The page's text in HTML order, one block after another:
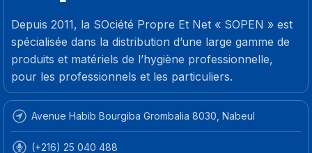
Depuis 2011, la SOciété Propre Et Net « SOPEN » est
spécialisée dans la distribution d’une large gamme de
produits et matériels de l’hygiène professionnelle,
pour les professionnels et les particuliers.
Avenue Habib Bourgiba Grombalia 8030, Nabeul
(+216) 25 040 488